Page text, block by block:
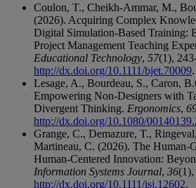
Coulon, T., Cheikh-Ammar, M.,
(2026). Acquiring Complex
Digital Simulation-Based Training:
Project Management Teaching
Educational Technology, 57(1),
http://dx.doi.org/10.1111/bjet.70009.
Lesage, A., Bourdeau, S., Caron,
Empowering Non-Designers with
Divergent Thinking. Ergonomics,
http://dx.doi.org/10.1080/
Grange, C., Demazure, T.,
Martineau, C. (2026). The Human-
Human-Centered Innovation:
Information Systems Journal, 36(1),
http://dx.doi.org/10.1111/isj.12602.